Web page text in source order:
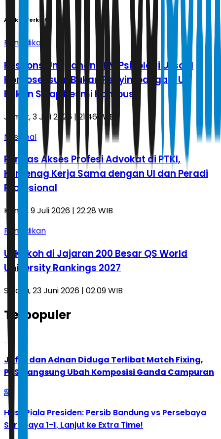
Artikel Terkait
Pendidikan
Respons Unggahan BEM Psikologi UI soal
Homoseksual Bukan Penyimpangan, UI:
Bukan Sikap Resmi Kampus
Jumat, 3 Juli 2026 | 21.46 WIB
Nasional
Perluas Akses Profesi Advokat di PTKI,
Kemenag Kerja Sama dengan UI dan Peradi
Profesional
Kamis, 9 Juli 2026 | 22.28 WIB
Pendidikan
UI Kokoh di Jajaran 200 Besar QS World
University Rankings 2027
Selasa, 23 Juni 2026 | 02.09 WIB
Terpopuler
Jafar dan Adnan Diduga Terlibat Match Fixing,
PBSI Langsung Ubah Komposisi Ganda Campuran
2
Hasil Piala Presiden: Persib Bandung vs Persebaya
Surabaya 1-1, Lanjut ke Extra Time!